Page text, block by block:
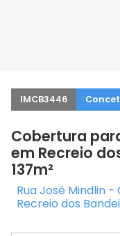
IMCB3446
Cobertura
em Recreio
137m²
Rua José Mindlin
Recreio dos